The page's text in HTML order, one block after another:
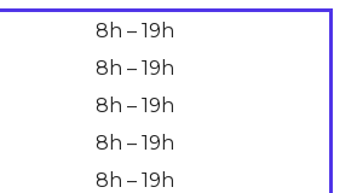
8h – 19h
8h – 19h
8h – 19h
8h – 19h
8h – 19h